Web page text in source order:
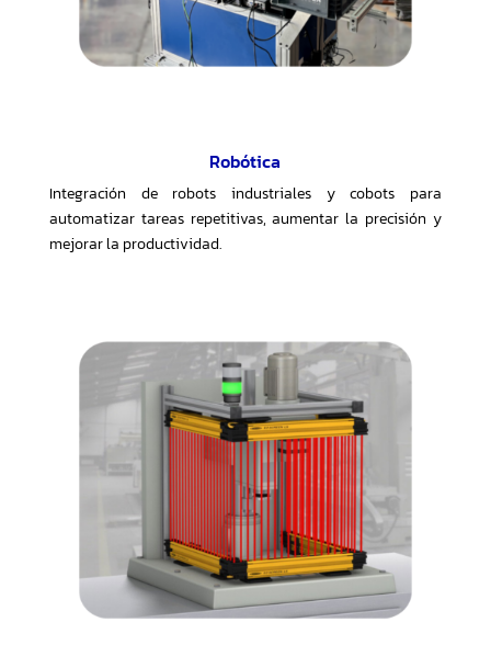
Robótica
Integración de robots industriales y cobots para
automatizar tareas repetitivas, aumentar la precisión y
mejorar la productividad.